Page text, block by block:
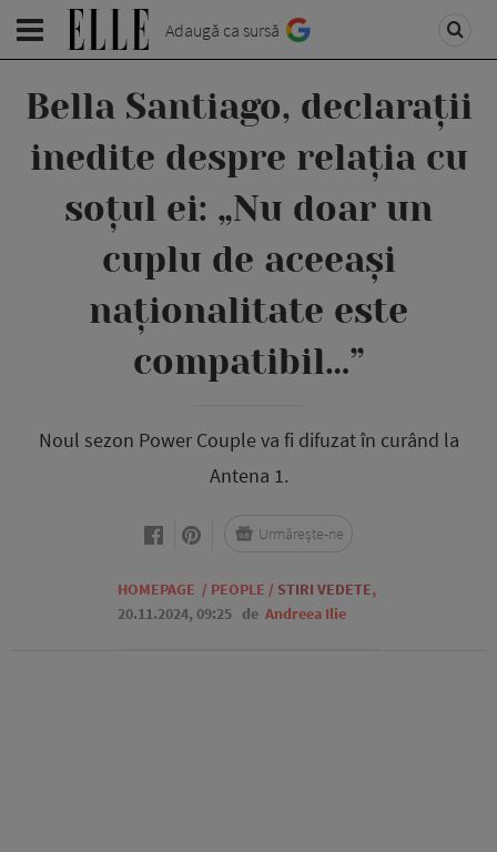
Adaugă ca sursă
Bella Santiago, declarații
inedite despre relația cu
soțul ei: „Nu doar un
cuplu de aceeași
naționalitate este
compatibil…”
Noul sezon Power Couple va fi difuzat în curând la
Antena 1.
HOMEPAGE / PEOPLE / STIRI VEDETE,
20.11.2024, 09:25 de Andreea Ilie
Urmărește-ne